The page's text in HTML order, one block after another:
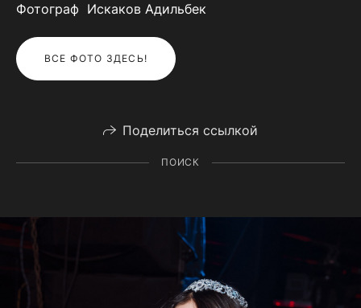
Фотограф Искаков Адильбек
ВСЕ ФОТО ЗДЕСЬ!
Поделиться ссылкой
ПОИСК